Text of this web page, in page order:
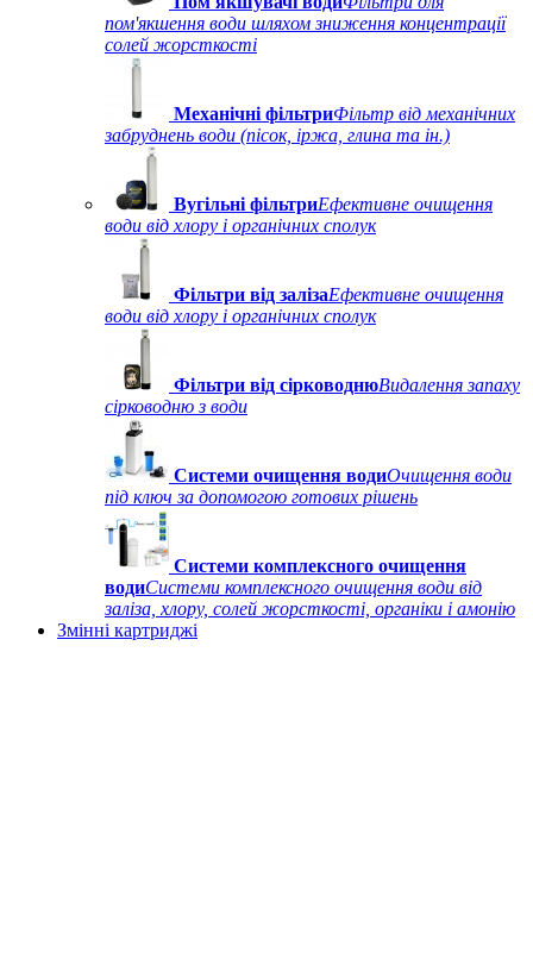
пом'якшення води шляхом зниження концентрації
солей жорсткості
Механічні фільтриФільтр від механічних
забруднень води (пісок, іржа, глина та ін.)
Вугільні фільтриЕфективне очищення
води від хлору і органічних сполук
Фільтри від залізаЕфективне очищення
води від хлору і органічних сполук
Фільтри від сірководнюВидалення запаху
сірководню з води
Системи очищення водиОчищення води
під ключ за допомогою готових рішень
Системи комплексного очищення
водиСистеми комплексного очищення води від
заліза, хлору, солей жорсткості, органіки і амонію
Змінні картриджі